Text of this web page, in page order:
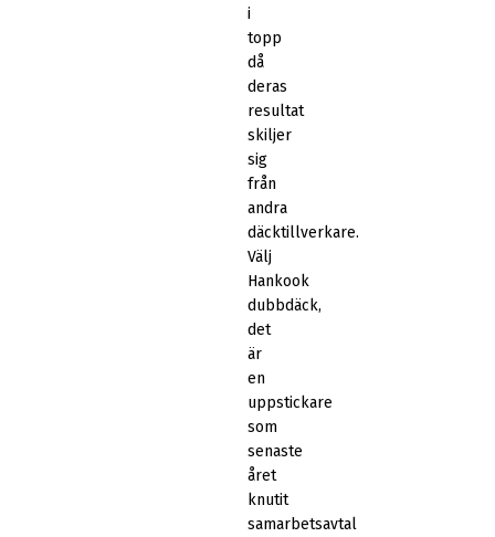
i
topp
då
deras
resultat
skiljer
sig
från
andra
däcktillverkare.
Välj
Hankook
dubbdäck,
det
är
en
uppstickare
som
senaste
året
knutit
samarbetsavtal